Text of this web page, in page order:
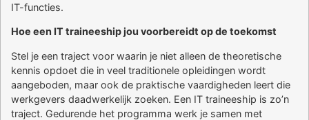
IT-functies.
Hoe een IT traineeship jou voorbereidt op de toekomst
Stel je een traject voor waarin je niet alleen de theoretische
kennis opdoet die in veel traditionele opleidingen wordt
aangeboden, maar ook de praktische vaardigheden leert die
werkgevers daadwerkelijk zoeken. Een IT traineeship is zo’n
traject. Gedurende het programma werk je samen met